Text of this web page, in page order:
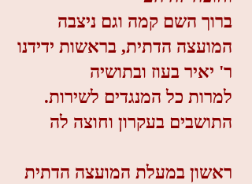
ברוך השם קמה וגם ניצבה
המועצה הדתית, בראשות ידידנו
ר' יאיר בעוז ובתושיה
.למרות כל המנגדים לשירות
התושבים בעקרון וחוצה לה
ראשון במעלת המועצה הדתית